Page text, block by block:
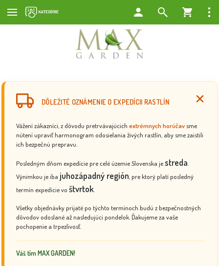
DÔLEŽITÉ OZNÁMENIE O EXPEDÍCII RASTLÍN
Vážení zákazníci, z dôvodu pretrvávajúcich extrémnych horúčav sme
nútení upraviť harmonogram odosielania živých rastlín, aby sme zaistili
ich bezpečnú prepravu.
Posledným dňom expedície pre celé územie Slovenska jestreda
Výnimkou je iba juhozápadný región , pre ktorý platí posledný
termín expedície vo štvrtok
Všetky objednávky prijaté po týchto termínoch budú z bezpečnostných
dôvodov odoslané až nasledujúci pondelok. Ďakujeme za vaše
pochopenie a trpezlivosť.
Váš tím MAX GARDEN!